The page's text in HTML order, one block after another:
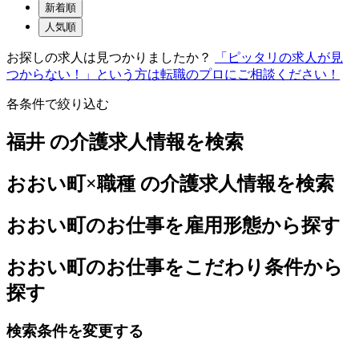
新着順
人気順
お探しの求人は見つかりましたか？
「ピッタリの求人が見
つからない！」という方は転職のプロにご相談ください！
各条件で絞り込む
福井 の介護求人情報を検索
おおい町×職種 の介護求人情報を検索
おおい町のお仕事を雇用形態から探す
おおい町のお仕事をこだわり条件から
探す
検索条件を変更する